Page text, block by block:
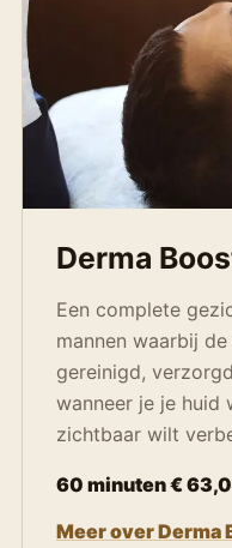
Derma
Een complete
mannen waarbij
gereinigd,
wanneer je je huid
zichtbaar wilt
60 minuten €
Meer over Derma